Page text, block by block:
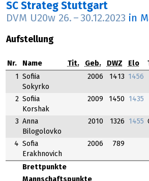
SC Strateg Stuttgart
DVM U20w 26. – 30.12.2023 in
Aufstellung
Nr. Name Tit. Geb. DWZ Elo
Brettpunkte
Mannschaftspunkte
1
Sofiia
Sokyrko
2006 1413 1456
2 Sofiia
Korshak
2009 1450 1435
3 Anna
Bilogolovko
2010 1326 1455
4 Sofia
Erakhnovich
2006 789